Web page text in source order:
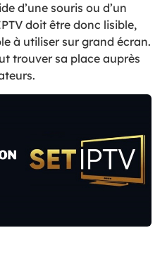
d’une souris ou d’un
doit être donc lisible,
à utiliser sur grand écran.
trouver sa place auprès